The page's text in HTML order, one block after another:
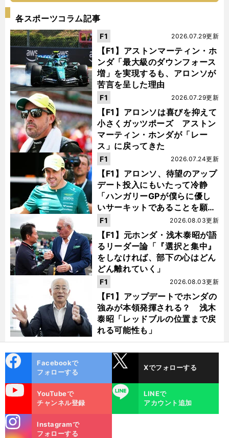
各スポーツコラム記事
【F1】アストンマーティン・ホ
ンダ「最大級のダウンフォース
増」を実現するも、アロンソが
苦言を呈した理由
2026.07.29更新
F1
【F1】アロンソは喜びを抑えて
小さくガッツポーズ アストン
マーティン・ホンダが「レー
ス」に戻ってきた
2026.07.29更新
F1
【F1】アロンソ、待望のアップ
デート投入にもいたって冷静
「ハンガリーGPが僕らに優し
いサーキットであることを願
う」
2026.07.24更新
F1
【F1】元ホンダ・浅木泰昭が語
るリーダー論「『選択と集中』
をしなければ、部下の心はどん
どん離れていく」
2026.08.03更新
F1
【F1】アップデートでホンダの
強みが本領発揮される？ 浅木
泰昭「レッドブルの位置まで戻
れる可能性も」
2026.08.03更新
F1
ok
Facebookで
フォローする
Xでフォローする
YouTubeで
チャンネル登録
LINE
LINEで
アカウント追加
m
Instagramで
フォローする